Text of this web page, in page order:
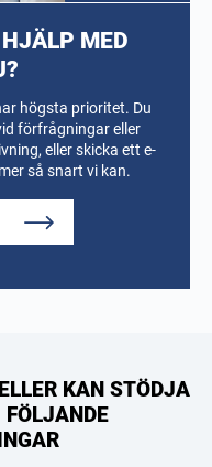
MED
högsta prioritet. Du
förfrågningar eller
eller skicka ett e-
så snart vi kan.
KAN STÖDJA
FÖLJANDE